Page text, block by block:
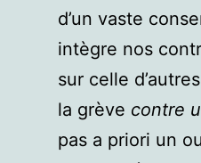
d’un vaste
intègre nos
sur celle
la grève contre
pas a priori un